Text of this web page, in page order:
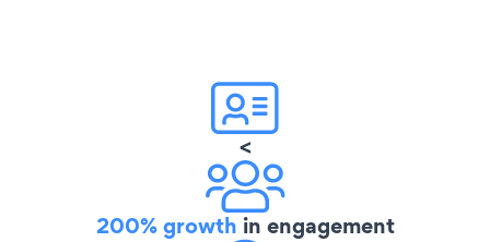
<
200% growth in engagement